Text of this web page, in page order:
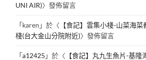
UNI AIR)〉發佈留言
「karen 」於〈 【食記】雲集小棧-山菜海
棧(台大金山分院附近)〉發佈留言
「a12425 」於〈 【食記】丸九生魚片-基